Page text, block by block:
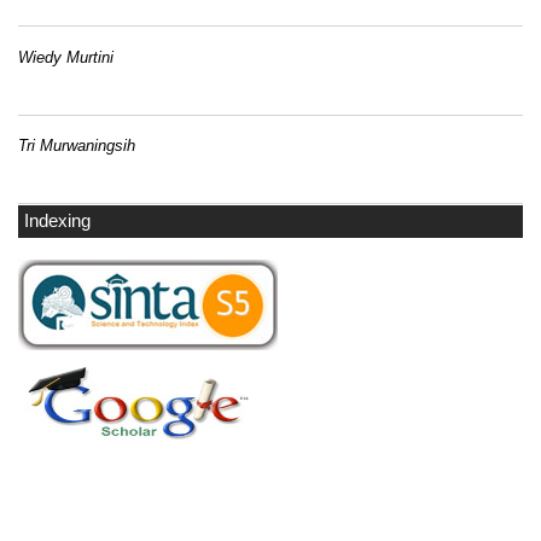
Wiedy Murtini
Tri Murwaningsih
Indexing